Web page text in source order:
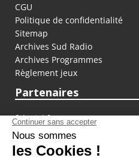
CGU
Politique de confidentialité
Sitemap
Archives Sud Radio
Archives Programmes
Règlement jeux
Partenaires
fiducial.fr
lyoncapitale.fr
olympique-et-lyonnais.com